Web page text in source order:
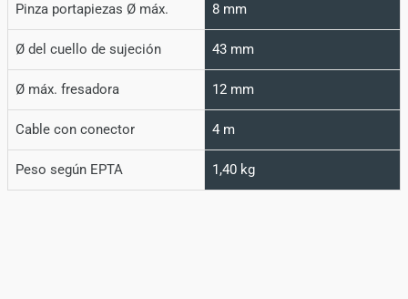
Pinza portapiezas Ø máx. 8 mm
Ø del cuello de sujeción 43 mm
Ø máx. fresadora 12 mm
Cable con conector 4 m
Peso según EPTA 1,40 kg